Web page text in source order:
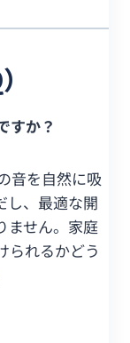
すか？
音を自然に吸
し、最適な開
ません。家庭
られるかどう